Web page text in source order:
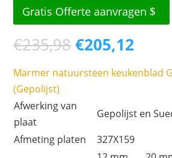
Gratis Offerte aanvragen
€235,98
was:
€205,12
is:
Marmer natuursteen keukenblad
(Gepolijst)
Afwerking van
plaat
Gepolijst en
Afmeting platen
327X159